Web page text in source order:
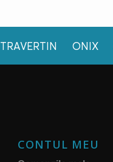
TRAVERTIN ONIX
CONTUL MEU